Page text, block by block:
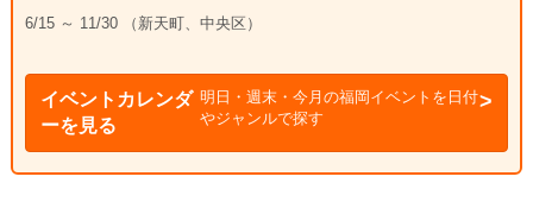
6/15 ～ 11/30 （新天町、中央区）
イベントカレンダ
ーを見る
明日・週末・今月の福岡イベントを日付
やジャンルで探す